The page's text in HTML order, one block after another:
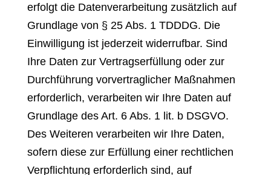
erfolgt die Datenverarbeitung zusätzlich auf
Grundlage von § 25 Abs. 1 TDDDG. Die
Einwilligung ist jederzeit widerrufbar. Sind
Ihre Daten zur Vertragserfüllung oder zur
Durchführung vorvertraglicher Maßnahmen
erforderlich, verarbeiten wir Ihre Daten auf
Grundlage des Art. 6 Abs. 1 lit. b DSGVO.
Des Weiteren verarbeiten wir Ihre Daten,
sofern diese zur Erfüllung einer rechtlichen
Verpflichtung erforderlich sind, auf